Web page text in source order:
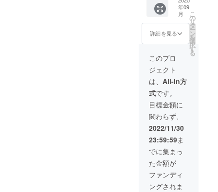
プ ＋ 岩
切章悟
さん作
品集 ＋
おもて
なしツ
アー。
完成し
た壁画
をぜひ
見にき
て欲し
いとい
う想い
を込め
て、こ
ちらの
リター
ンを用
意しま
した。
来島さ
れた際
には、
年09
月
詳細を見る
こ
の
リ
タ
ー
ン
を
選
択
す
る
このプロ
ジェクト
は、 All-In方
式です。
目標金額に
関わらず、
2022/11/30
23:59:59ま
でに集まっ
た金額が
ファンディ
ングされま